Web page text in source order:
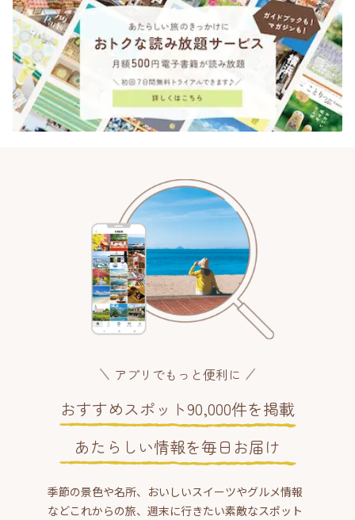
アプリでもっと便利に
おすすめスポット90,000件を掲載
あたらしい情報を毎日お届け
季節の景色や名所、おいしいスイーツやグルメ情報
などこれからの旅、週末に行きたい素敵なスポット